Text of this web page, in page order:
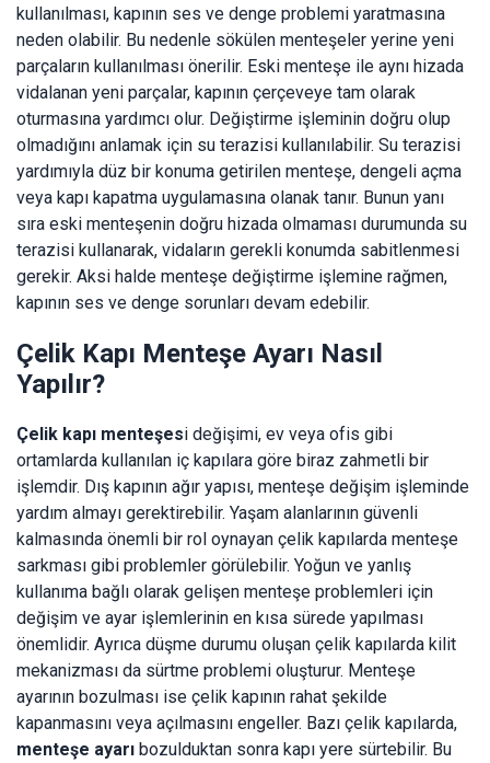
kullanılması, kapının ses ve denge problemi yaratmasına
neden olabilir. Bu nedenle sökülen menteşeler yerine yeni
parçaların kullanılması önerilir. Eski menteşe ile aynı hizada
vidalanan yeni parçalar, kapının çerçeveye tam olarak
oturmasına yardımcı olur. Değiştirme işleminin doğru olup
olmadığını anlamak için su terazisi kullanılabilir. Su terazisi
yardımıyla düz bir konuma getirilen menteşe, dengeli açma
veya kapı kapatma uygulamasına olanak tanır. Bunun yanı
sıra eski menteşenin doğru hizada olmaması durumunda su
terazisi kullanarak, vidaların gerekli konumda sabitlenmesi
gerekir. Aksi halde menteşe değiştirme işlemine rağmen,
kapının ses ve denge sorunları devam edebilir.
Çelik Kapı Menteşe Ayarı Nasıl
Yapılır?
Çelik kapı menteşesi değişimi, ev veya ofis gibi
ortamlarda kullanılan iç kapılara göre biraz zahmetli bir
işlemdir. Dış kapının ağır yapısı, menteşe değişim işleminde
yardım almayı gerektirebilir. Yaşam alanlarının güvenli
kalmasında önemli bir rol oynayan çelik kapılarda menteşe
sarkması gibi problemler görülebilir. Yoğun ve yanlış
kullanıma bağlı olarak gelişen menteşe problemleri için
değişim ve ayar işlemlerinin en kısa sürede yapılması
önemlidir. Ayrıca düşme durumu oluşan çelik kapılarda kilit
mekanizması da sürtme problemi oluşturur. Menteşe
ayarının bozulması ise çelik kapının rahat şekilde
kapanmasını veya açılmasını engeller. Bazı çelik kapılarda,
menteşe ayarı bozulduktan sonra kapı yere sürtebilir. Bu